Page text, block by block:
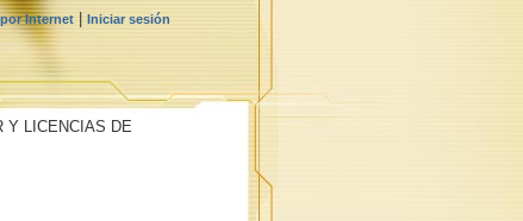
Internet Iniciar sesión
Y LICENCIAS DE